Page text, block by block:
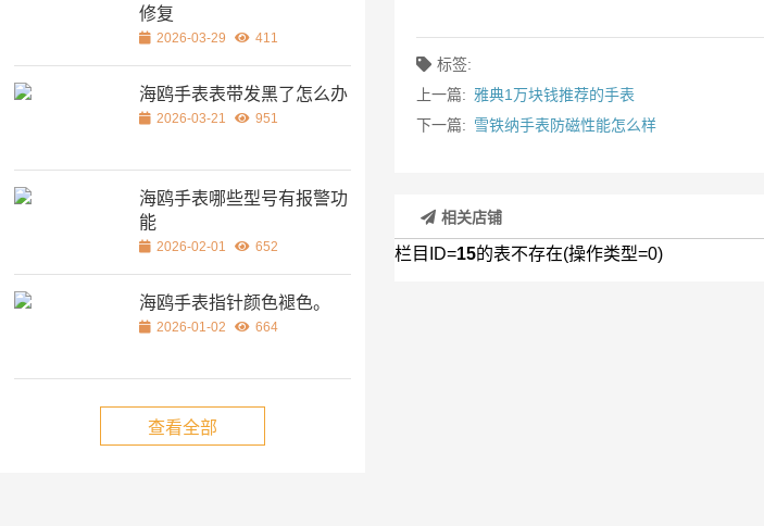
标签:
上一篇: 雅典1万块钱推荐的手表
下一篇: 雪铁纳手表防磁性能怎么样
相关店铺
栏目ID=15的表不存在(操作类型=0)
修复
2026-03-29 411
海鸥手表表带发黑了怎么办
2026-03-21 951
海鸥手表哪些型号有报警功
能
2026-02-01 652
海鸥手表指针颜色褪色。
2026-01-02 664
查看全部